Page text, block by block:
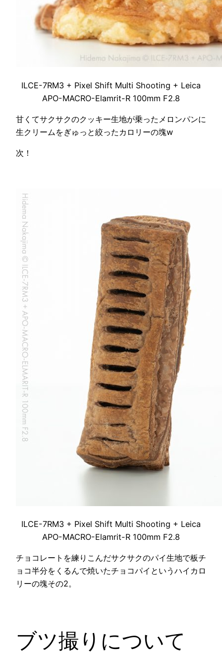
ILCE-7RM3 + Pixel Shift Multi Shooting + Leica
APO-MACRO-Elamrit-R 100mm F2.8
甘くてサクサクのクッキー生地が乗ったメロンパンに
生クリームをぎゅっと絞ったカロリーの塊w
次！
ILCE-7RM3 + Pixel Shift Multi Shooting + Leica
APO-MACRO-Elamrit-R 100mm F2.8
チョコレートを練りこんだサクサクのパイ生地で板チ
ョコ半分をくるんで焼いたチョコパイというハイカロ
リーの塊その2。
ブツ撮りについて